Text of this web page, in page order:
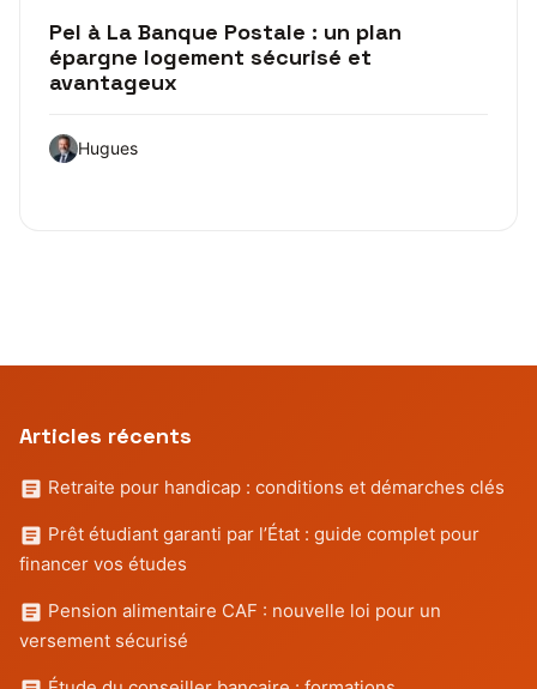
Pel à La Banque Postale : un plan
épargne logement sécurisé et
avantageux
Hugues
Articles récents
Retraite pour handicap : conditions et démarches clés
Prêt étudiant garanti par l’État : guide complet pour
financer vos études
Pension alimentaire CAF : nouvelle loi pour un
versement sécurisé